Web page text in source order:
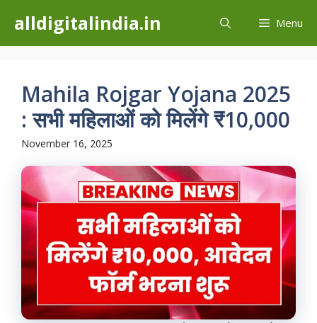
content
alldigitalindia.in Menu
Mahila Rojgar Yojana 2025
: सभी महिलाओं को मिलेंगे ₹10,000
November 16, 2025